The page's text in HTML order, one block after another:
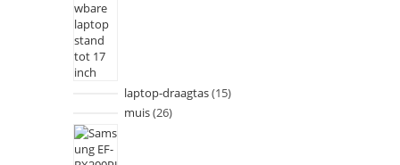
laptop-draagtas 15
muis 26